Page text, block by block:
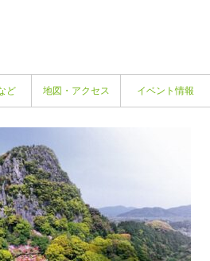
ど 地図・アクセス イベント情報